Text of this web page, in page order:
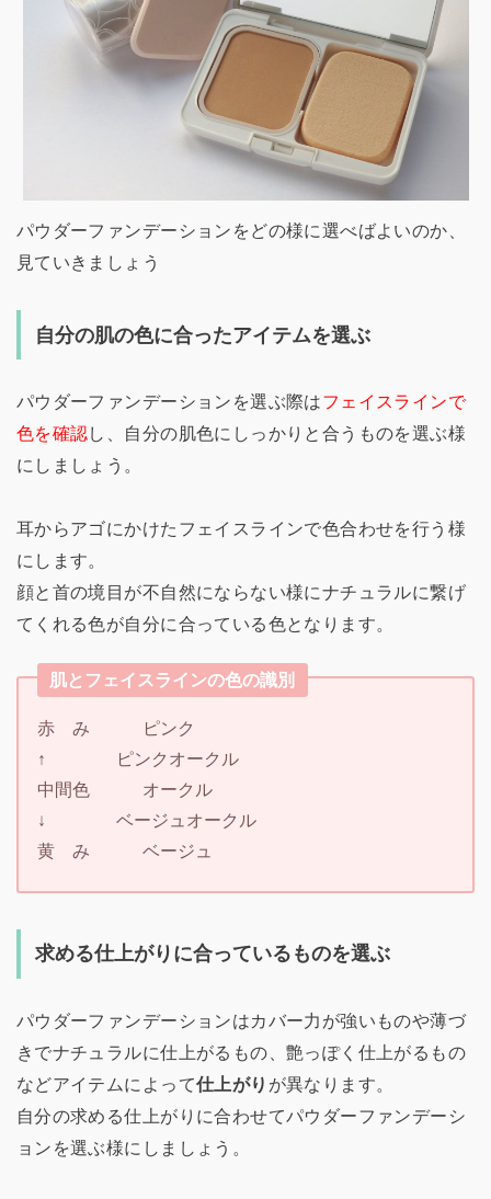
パウダーファンデーションをどの様に選べばよいのか、
見ていきましょう
自分の肌の色に合ったアイテムを選ぶ
パウダーファンデーションを選ぶ際はフェイスラインで
色を確認し、自分の肌色にしっかりと合うものを選ぶ様
にしましょう。
耳からアゴにかけたフェイスラインで色合わせを行う様
にします。
顔と首の境目が不自然にならない様にナチュラルに繋げ
てくれる色が自分に合っている色となります。
肌とフェイスラインの色の識別
赤 み ピンク
↑ ピンクオークル
中間色 オークル
↓ ベージュオークル
黄 み ベージュ
求める仕上がりに合っているものを選ぶ
パウダーファンデーションはカバー力が強いものや薄づ
きでナチュラルに仕上がるもの、艶っぽく仕上がるもの
などアイテムによって仕上がり が異なります。
自分の求める仕上がりに合わせてパウダーファンデーシ
ョンを選ぶ様にしましょう。